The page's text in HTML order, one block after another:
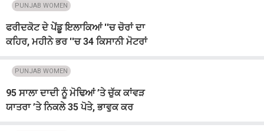
PUNJAB WOMEN
ਫਰੀਦਕੋਟ ਦੇ ਪੇਂਡੂ ਇਲਾਕਿਆਂ ''ਚ ਚੋਰਾਂ ਦਾ
ਕਹਿਰ, ਮਹੀਨੇ ਭਰ ''ਚ 34 ਕਿਸਾਨੀ ਮੋਟਰਾਂ
PUNJAB WOMEN
95 ਸਾਲਾ ਦਾਦੀ ਨੂੰ ਮੋਢਿਆਂ ’ਤੇ ਚੁੱਕ ਕਾਂਵੜ
ਯਾਤਰਾ ’ਤੇ ਨਿਕਲੇ 35 ਪੋਤੇ, ਭਾਵੁਕ ਕਰ